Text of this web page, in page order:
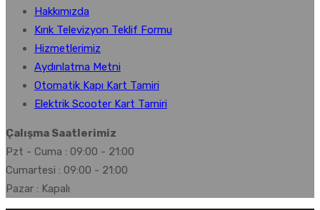
Hakkımızda
Kırık Televizyon Teklif Formu
Hizmetlerimiz
Aydınlatma Metni
Otomatik Kapı Kart Tamiri
Elektrik Scooter Kart Tamiri
Çalışma Saatlerimiz
Pzt - Cuma : 09:00 - 21:00
Cumartesi : 09:00 - 21:00
Pazar : Kapalı